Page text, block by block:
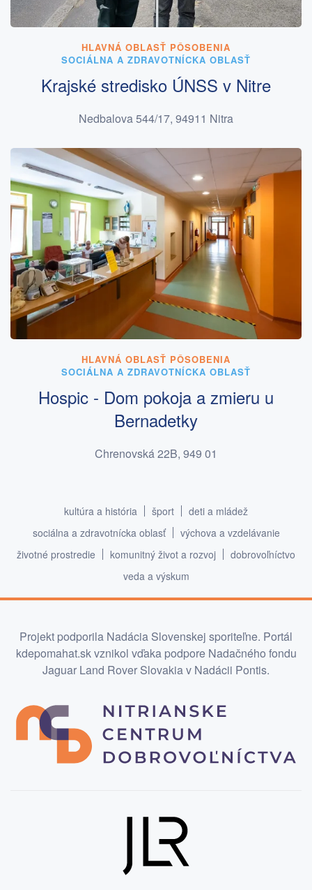
HLAVNÁ OBLASŤ PÔSOBENIA
SOCIÁLNA A ZDRAVOTNÍCKA OBLASŤ
Krajské stredisko ÚNSS v Nitre
Nedbalova 544/17, 94911 Nitra
HLAVNÁ OBLASŤ PÔSOBENIA
SOCIÁLNA A ZDRAVOTNÍCKA OBLASŤ
Hospic - Dom pokoja a zmieru u
Bernadetky
Chrenovská 22B, 949 01
kultúra a história šport
deti a mládež
sociálna a zdravotnícka oblasť
výchova a vzdelávanie
životné prostredie
komunitný život a rozvoj
dobrovoľníctvo
veda a výskum
Projekt podporila Nadácia Slovenskej sporiteľne. Portál
kdepomahat.sk vznikol vďaka podpore Nadačného fondu
Jaguar Land Rover Slovakia v Nadácii Pontis.